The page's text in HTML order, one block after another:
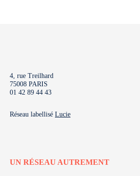
4, rue Treilhard
75008 PARIS
01 42 89 44 43
Réseau labellisé Lucie
UN RÉSEAU AUTREMENT